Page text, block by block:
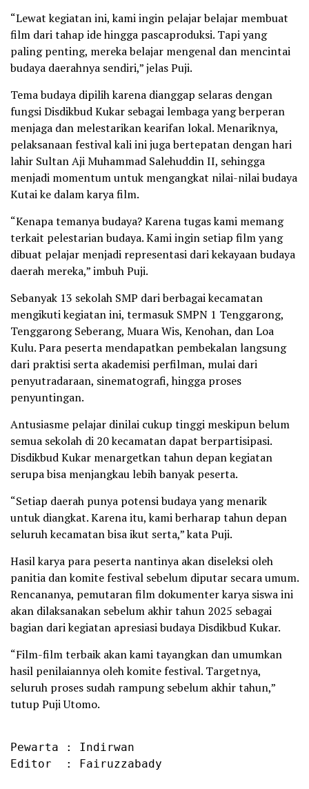
“Lewat kegiatan ini, kami ingin pelajar belajar membuat
film dari tahap ide hingga pascaproduksi. Tapi yang
paling penting, mereka belajar mengenal dan mencintai
budaya daerahnya sendiri,” jelas Puji.
Tema budaya dipilih karena dianggap selaras dengan
fungsi Disdikbud Kukar sebagai lembaga yang berperan
menjaga dan melestarikan kearifan lokal. Menariknya,
pelaksanaan festival kali ini juga bertepatan dengan hari
lahir Sultan Aji Muhammad Salehuddin II, sehingga
menjadi momentum untuk mengangkat nilai-nilai budaya
Kutai ke dalam karya film.
“Kenapa temanya budaya? Karena tugas kami memang
terkait pelestarian budaya. Kami ingin setiap film yang
dibuat pelajar menjadi representasi dari kekayaan budaya
daerah mereka,” imbuh Puji.
Sebanyak 13 sekolah SMP dari berbagai kecamatan
mengikuti kegiatan ini, termasuk SMPN 1 Tenggarong,
Tenggarong Seberang, Muara Wis, Kenohan, dan Loa
Kulu. Para peserta mendapatkan pembekalan langsung
dari praktisi serta akademisi perfilman, mulai dari
penyutradaraan, sinematografi, hingga proses
penyuntingan.
Antusiasme pelajar dinilai cukup tinggi meskipun belum
semua sekolah di 20 kecamatan dapat berpartisipasi.
Disdikbud Kukar menargetkan tahun depan kegiatan
serupa bisa menjangkau lebih banyak peserta.
“Setiap daerah punya potensi budaya yang menarik
untuk diangkat. Karena itu, kami berharap tahun depan
seluruh kecamatan bisa ikut serta,” kata Puji.
Hasil karya para peserta nantinya akan diseleksi oleh
panitia dan komite festival sebelum diputar secara umum.
Rencananya, pemutaran film dokumenter karya siswa ini
akan dilaksanakan sebelum akhir tahun 2025 sebagai
bagian dari kegiatan apresiasi budaya Disdikbud Kukar.
“Film-film terbaik akan kami tayangkan dan umumkan
hasil penilaiannya oleh komite festival. Targetnya,
seluruh proses sudah rampung sebelum akhir tahun,”
tutup Puji Utomo.
Pewarta : Indirwan
Editor  : Fairuzzabady